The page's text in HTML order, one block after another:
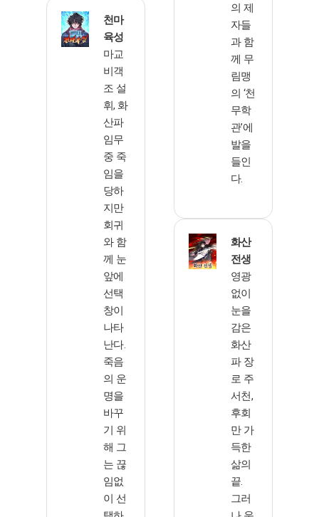
천마
육성
마교
비객
조 설
휘, 화
산파
임무
중 죽
임을
당하
지만
회귀
와 함
께 눈
앞에
선택
창이
나타
난다.
죽음
의 운
명을
바꾸
기 위
해 그
는 끊
임없
이 선
의 제
자들
과 함
께 무
림맹
의 ‘천
무학
관’에
발을
들인
다.
화산
전생
영광
없이
눈을
감은
화산
파 장
로 주
서천,
후회
만 가
득한
삶의
끝.
그러